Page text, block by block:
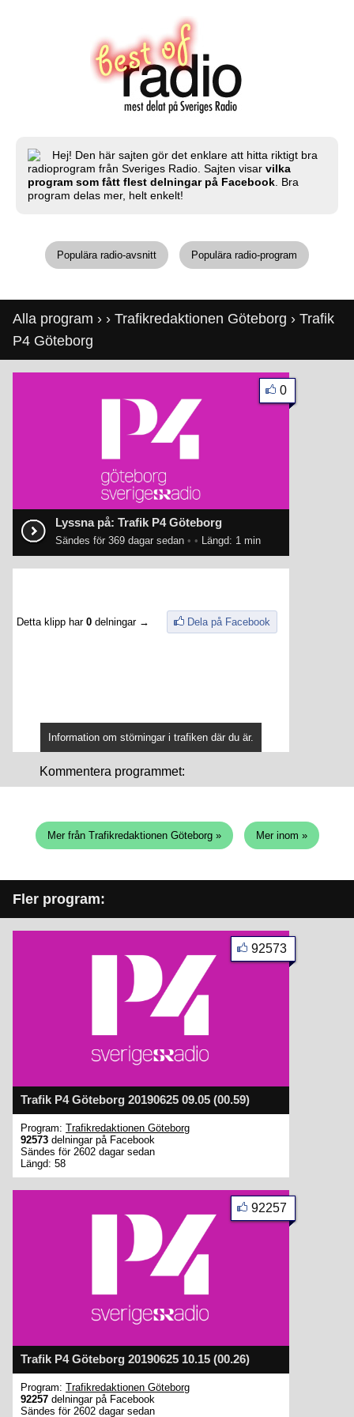
Hej! Den här sajten gör det enklare att hitta riktigt bra
radioprogram från Sveriges Radio. Sajten visar vilka
program som fått flest delningar på Facebook . Bra
program delas mer, helt enkelt!
Populära radio-avsnitt Populära radio-program
Alla program › › Trafikredaktionen Göteborg › Trafik
P4 Göteborg
Lyssna på: Trafik P4 Göteborg
Sändes för 369 dagar sedan • • Längd: 1 min
0
Detta klipp har 0 delningar → Dela på Facebook
Information om störningar i trafiken där du är.
Kommentera programmet:
Mer från Trafikredaktionen Göteborg » Mer inom »
Fler program:
Trafik P4 Göteborg 20190625 09.05 (00.59)
92573
Program: Trafikredaktionen Göteborg
92573 delningar på Facebook
Sändes för 2602 dagar sedan
Längd: 58
Trafik P4 Göteborg 20190625 10.15 (00.26)
92257
Program: Trafikredaktionen Göteborg
92257 delningar på Facebook
Sändes för 2602 dagar sedan